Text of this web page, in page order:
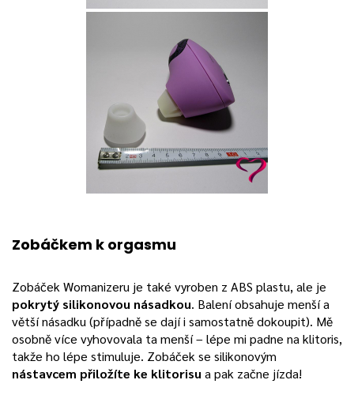
Zobáčkem k orgasmu
Zobáček Womanizeru je také vyroben z ABS plastu, ale je
pokrytý silikonovou násadkou. Balení obsahuje menší a
větší násadku (případně se dají i samostatně dokoupit). Mě
osobně více vyhovovala ta menší – lépe mi padne na klitoris,
takže ho lépe stimuluje. Zobáček se silikonovým
nástavcem přiložíte ke klitorisu a pak začne jízda!